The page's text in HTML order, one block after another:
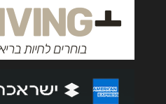
נושא*
אנא חזרו אלי בקשר ל...
הודעה*